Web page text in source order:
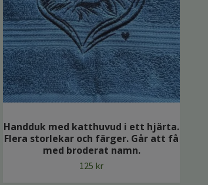
Handduk med katthuvud i ett hjärta.
Flera storlekar och färger. Går att få
med broderat namn.
125 kr